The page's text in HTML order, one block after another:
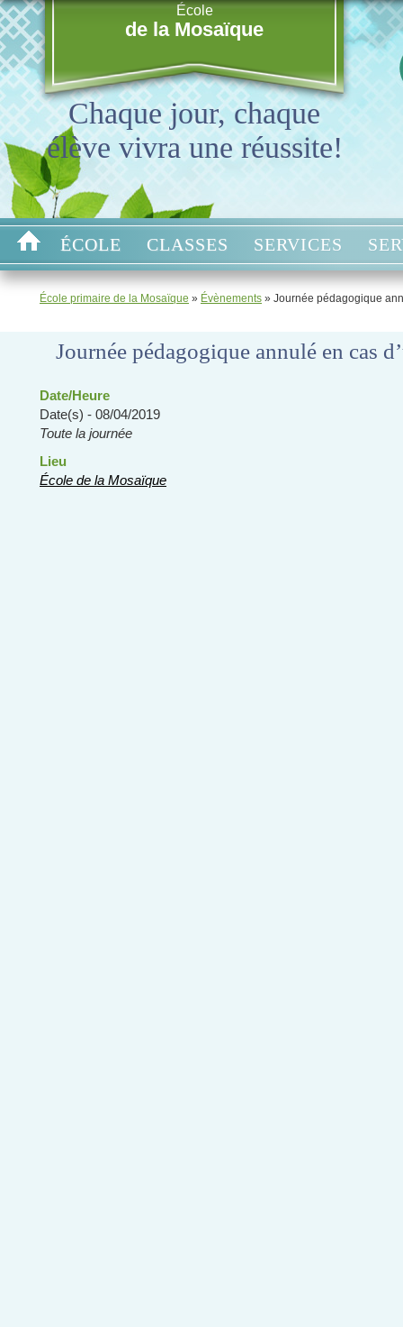
École
de la Mosaïque
Chaque jour, chaque
élève vivra une réussite!
ÉCOLE CLASSES SERVICES
École primaire de la Mosaïque » Évènements » Journée pédagogique
Journée pédagogique annulé en cas
Date/Heure
Date(s) - 08/04/2019
Toute la journée
Lieu
École de la Mosaïque